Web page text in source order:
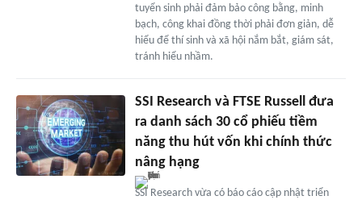
tuyển sinh phải đảm bảo công bằng, minh
bạch, công khai đồng thời phải đơn giản, dễ
hiểu để thí sinh và xã hội nắm bắt, giám sát,
tránh hiểu nhầm.
SSI Research và FTSE Russell đưa
ra danh sách 30 cổ phiếu tiềm
năng thu hút vốn khi chính thức
nâng hạng
SSI Research vừa có báo cáo cập nhật triển